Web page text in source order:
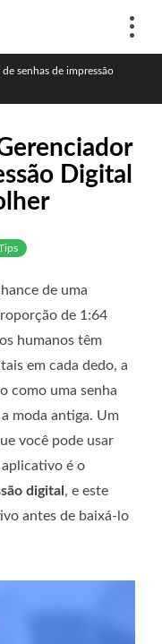
senhas de impressão
Digital
de uma
de 1:64
humanos têm
em cada dedo, a
como uma senha
moda antiga. Um
você pode usar
aplicativo é o
digital , e este
antes de baixá-lo